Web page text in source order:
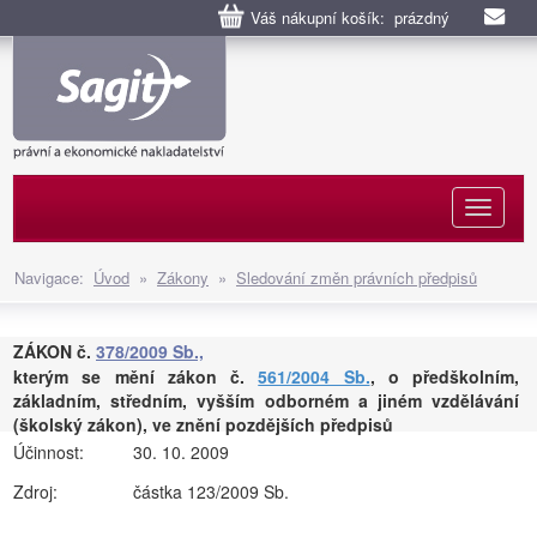
Váš nákupní košík: prázdný
Navigace: Úvod » Zákony » Sledování změn právních předpisů
ZÁKON č. 378/2009 Sb.,
kterým se mění zákon č.561/2004 Sb., o předškolním,
základním, středním, vyšším odborném a jiném vzdělávání
(školský zákon), ve znění pozdějších předpisů
Účinnost:
30. 10. 2009
Zdroj:
částka 123/2009 Sb.